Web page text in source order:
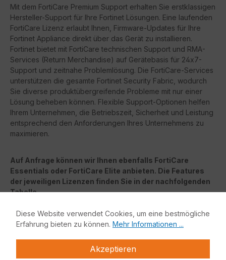
Mit dem FortiCare Premium Support erhalten Sie erstklassigen
Hersteller-Support für Ihre Fortinet Lösungen. Eine laufenden
FortiCare Lizenz erlaubt Ihnen, Firmware-Updates für Ihre
Fortinet Appliance direkt über das Gerät zu installieren.
Fortinet bietet mit FortiCare technischen Support und RMA-
Services (Return Merchandise) auf Gerätebasis für 24x7-
Support und zeitnahe Problemlösung. Die FortiCare-Services
unterstützen die gesamte Fortinet Security Fabric, wodurch
Sie diverse produktübergreifende Probleme mit nur einer
Lösung beheben können. Flexible Support-Optionen helfen
Ihrem Unternehmen, die Betriebszeit, Sicherheit und Leistung
entsprechend den Anforderungen Ihres Unternehmens zu
maximieren.
Auf Anfrage können wir Ihnen ebenfalls FortiCare
Essentials oder FortiCare Elite anbieten. Die Features
der jeweiligen Lizenzen finden Sie in der nachfolgenden
Tabelle.
FortiCare Elite
FortiCareElite Services bietet erweiterte Service-Level-
) und beschleunigte Problemlösung.
Diese Website verwendet Cookies, um eine bestmögliche
Erfahrung bieten zu können. Mehr Informationen ...
Akzeptieren